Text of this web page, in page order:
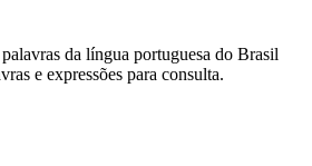
da língua portuguesa do Brasil
e expressões para consulta.